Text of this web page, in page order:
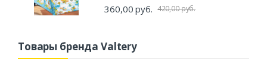
360,00 руб. 420,00 руб.
Товары бренда Valtery